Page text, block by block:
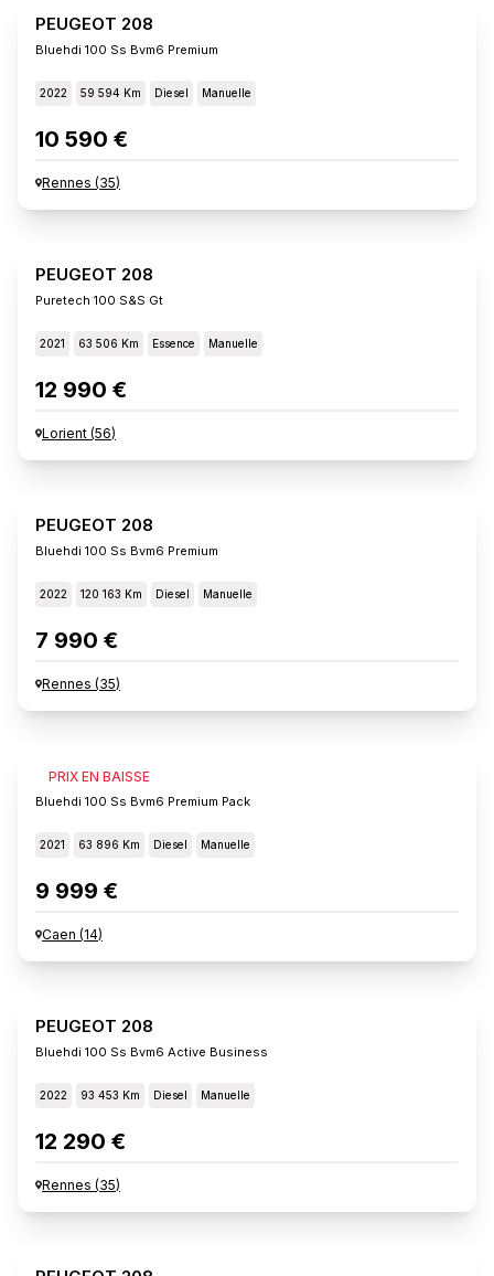
PEUGEOT 208
Bluehdi 100 Ss Bvm6 Premium
2022 59 594 Km Diesel Manuelle
10 590 €
Rennes (35)
PEUGEOT 208
Puretech 100 S&s Gt
2021 63 506 Km Essence Manuelle
12 990 €
Lorient (56)
PEUGEOT 208
Bluehdi 100 Ss Bvm6 Premium
2022 120 163 Km Diesel Manuelle
7 990 €
Rennes (35)
PRIX EN BAISSE
PEUGEOT 208
Bluehdi 100 Ss Bvm6 Premium Pack
2021 63 896 Km Diesel Manuelle
9 999 €
Caen (14)
PEUGEOT 208
Bluehdi 100 Ss Bvm6 Active Business
2022 93 453 Km Diesel Manuelle
12 290 €
Rennes (35)